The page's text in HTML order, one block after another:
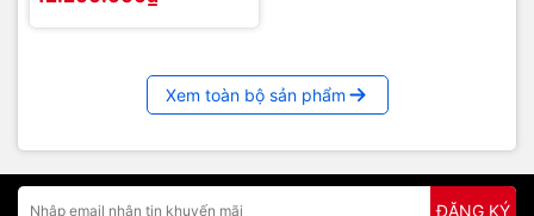
Xem toàn bộ sản phẩm
ĐĂNG KÝ